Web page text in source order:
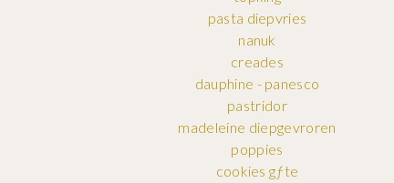
pasta diepvries
nanuk
creades
dauphine - panesco
pastridor
madeleine diepgevroren
poppies
cookies gƒte